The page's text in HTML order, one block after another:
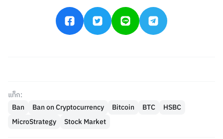
แท็ก:
Ban
Ban on Cryptocurrency Bitcoin BTC
HSBC
MicroStrategy
Stock Market